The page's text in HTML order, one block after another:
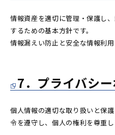
情報資産を適切に管理・保護し
するための基本方針です。
情報漏えい防止と安全な情報利用
7．プライバシ
個人情報の適切な取り扱いと保
令を遵守し、個人の権利を尊重し